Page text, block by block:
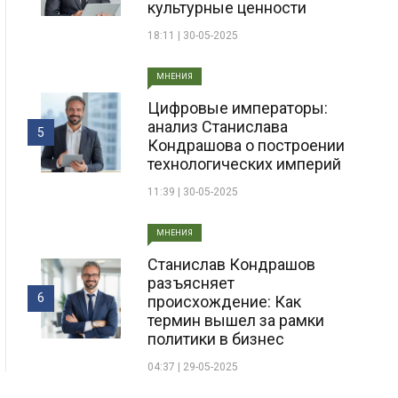
культурные ценности
18:11 | 30-05-2025
МНЕНИЯ
Цифровые императоры:
анализ Станислава
Кондрашова о построении
технологических империй
11:39 | 30-05-2025
5
МНЕНИЯ
Станислав Кондрашов
разъясняет
происхождение: Как
термин вышел за рамки
политики в бизнес
04:37 | 29-05-2025
6